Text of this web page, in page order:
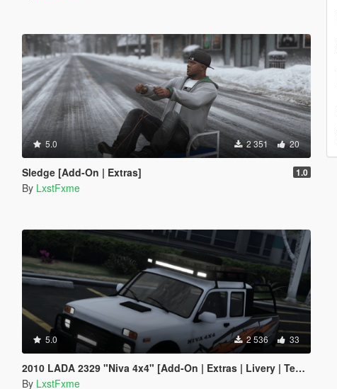
5.0 2 351 20
Sledge [Add-On | Extras] 1.0
By LxstFxme
5.0 2 536 33
2010 LADA 2329 "Niva 4x4" [Add-On | Extras | Livery | Template]
By LxstFxme